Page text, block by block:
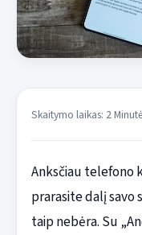
Skaitymo laikas: 2
Anksčiau telefono
prarasite dalį savo
taip nebėra. Su